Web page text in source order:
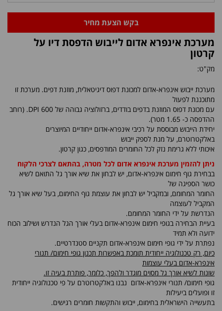
בקש הצעת מחיר
מערכת אינפרא אדום לייבוש הדפסת דיו על
קרטון
מק"ט:
מערכת ייבוש אינפרא-אדום למכונת דפוס דיגיטאלית, מוזנת דפים. מערכת זו
מתוכננת לפעול
עם מכונת דפוס המוזנת בדפים בודדים, ברזולוציה גבוהה של 600
DPI. (רוחב
ההדפסה כ- 1.65 מטר).
יחידת הייבוש מבוססת על רכיבי אינפרא-אדום ייחודיים המיוצרים
באלקטרוטרם, על מנת לספק ייבוש
איכותי ללא גרימת נזק לכל החומרים המודפסים, כגון קרטון.
ניתן להזמין מערכת אינפרא אדום לכל מטרה, בהתאם לצרכי הלקוח
בבחירת גוף חימום אינפרא-אדום, יש לבחון את שיא אורך גל התואם לשיא
כושר הספיגה של
החומר המחומם, ובמקביל יש לבחון את עוצמת גוף החימום, בעל שיא אורך גל
המקביל לעוצמה
הנדרשת על ידי החומר המחומם.
בעיית הבחירה בגופי חימום אינפרא-אדום בעלי אורך הגל הנדרש ושילוב הכוח
ידועה ולא תמיד
נפתרת על ידי גופי חימום אינפרא-אדום תקניים סטנדרטיים.
כיום, רק טכנולוגיה ייחודית תומכת באפשרות תכנון גופי חימום/ תנורי
אינפרא-אדום בעלי עוצמות
שונות לשיא אורך גל מסוים מוגדר ולהפך, כלומר, פותרת בעיה זו.
גופי חימום/ תנורי אינפרא-אדום נבנו באלקטרוטרם על פי טכנולוגיה ייחודית
זו ופועלים ביעילות
בתעשייה הישראלית בחימום, ייבוש והתקשות חומרים רגישים.